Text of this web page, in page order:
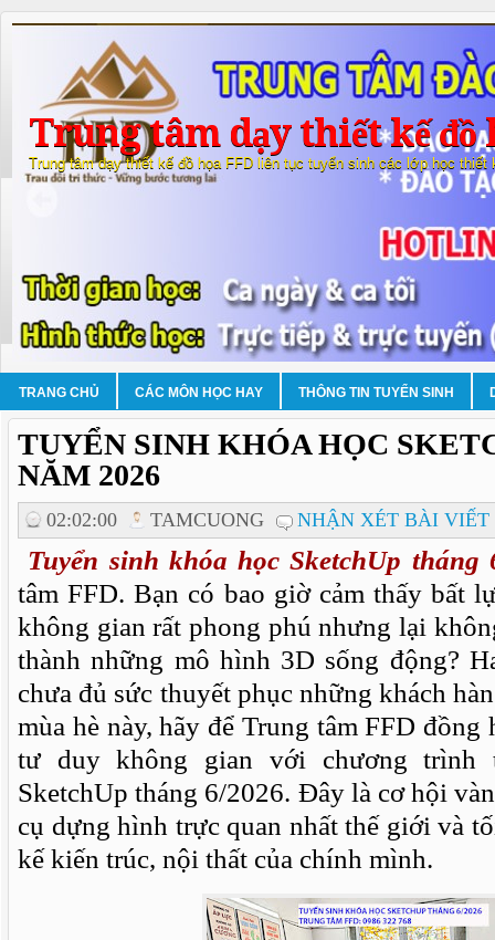
Trung tâm dạy thiết kế đồ
Trung tâm dạy thiết kế đồ họa FFD liên tục tuyển sinh các lớp học thiết
TRANG CHỦ CÁC MÔN HỌC HAY THÔNG TIN TUYỂN SINH
TUYỂN SINH KHÓA HỌC
NĂM 2026
02:02:00 TAMCUONG NHẬN XÉT BÀI VIẾT
Tuyển sinh khóa học SketchUp tháng
tâm FFD. Bạn có bao giờ cảm thấy bất
không gian rất phong phú nhưng lại
thành những mô hình 3D sống động?
chưa đủ sức thuyết phục những khách
mùa hè này, hãy để Trung tâm FFD đồng
tư duy không gian với chương trình
SketchUp tháng 6/2026. Đây là cơ hội
cụ dựng hình trực quan nhất thế giới và
kế kiến trúc, nội thất của chính mình.